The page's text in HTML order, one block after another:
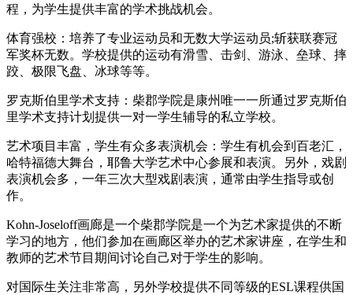
程，为学生提供丰富的学术挑战机会。
体育强校：培养了专业运动员和无数大学运动员;斩获联赛冠
军奖杯无数。学校提供的运动有滑雪、击剑、游泳、垒球、摔
跤、极限飞盘、冰球等等。
罗克斯伯里学术支持：柴郡学院是康州唯一一所通过罗克斯伯
里学术支持计划提供一对一学生辅导的私立学校。
艺术项目丰富，学生有众多表演机会：学生有机会到百老汇，
哈特福德大舞台，耶鲁大学艺术中心参展和表演。另外，戏剧
表演机会多，一年三次大型戏剧表演，通常由学生指导或创
作。
Kohn-Joseloff画廊是一个柴郡学院是一个为艺术家提供的不断
学习的地方，他们参加在画廊区举办的艺术家讲座，在学生和
教师的艺术节目期间讨论自己对于学生的影响。
对国际生关注非常高，另外学校提供不同等级的ESL课程供国